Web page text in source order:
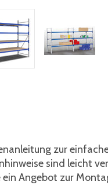
zur
sind leicht
Angebot zur